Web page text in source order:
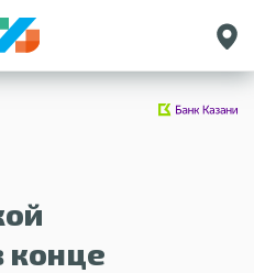
Санкт-Петербург
Екатеринбург
конце